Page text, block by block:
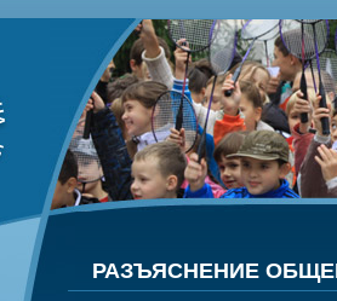
РАЗЪЯСНЕНИЕ